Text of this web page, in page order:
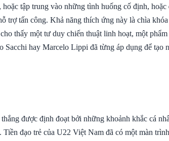
tập trung vào những tình huống cố định, hoặc
trợ tấn công. Khả năng thích ứng này là chìa
thấy một tư duy chiến thuật linh hoạt, một
Sacchi hay Marcelo Lippi đã từng áp dụng để tạo
được định đoạt bởi những khoảnh khắc cá
. Tiền đạo trẻ của U22 Việt Nam đã có một màn